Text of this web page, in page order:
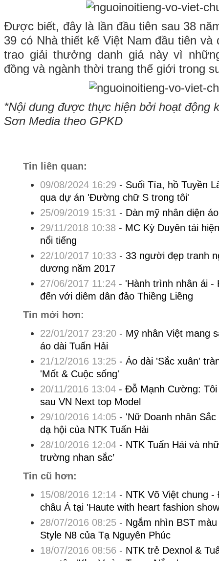
Được biết, đây là lần đầu tiên sau 38
39 có Nhà thiết kế Việt Nam đầu tiên
trao giải thưởng danh giá này vì
đồng và ngành thời trang thế giới trong
*Nội dung được thực hiện bởi hoạt động
Sơn Media theo GPKD
Tin liên quan:
09/08/2024 16:29 - Suối Tía, hồ Tuyền
qua dự án 'Đường chữ S trong tôi'
25/09/2019 15:31 - Dàn mỹ nhân diện
29/11/2018 10:38 - MC Kỳ Duyên tái
nổi tiếng
22/10/2017 10:33 - 33 người đẹp tranh
dương năm 2017
27/06/2017 11:24- 'Hành trình nhân ái
đến với diêm dân đảo Thiềng Liềng
Tin mới hơn:
22/01/2017 23:20- Mỹ nhân Việt mang
áo dài Tuấn Hải
21/12/2016 13:25- Áo dài 'Sắc xuân'
'Mốt & Cuộc sống'
20/11/2016 13:04- Đỗ Mạnh Cường:
sau VN Next top Model
29/10/2016 14:05- 'Nữ Doanh nhân
dạ hội của NTK Tuấn Hải
28/10/2016 12:04- NTK Tuấn Hải và
trường nhan sắc’
Tin cũ hơn:
15/08/2016 12:14- NTK Võ Việt chung
châu Á tại 'Haute with heart fashion
28/07/2016 08:25- Ngắm nhìn BST
Style N8 của Tạ Nguyên Phúc
18/07/2016 08:56 - NTK trẻ Dexnol &